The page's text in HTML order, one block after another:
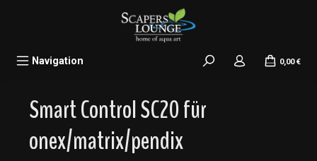
Navigation 0,00 €
Smart Control SC20 für
onex/matrix/pendix